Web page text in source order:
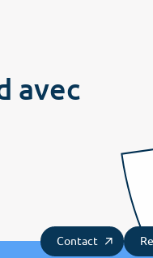
COS News
Contactez-nous
Prendre rendez-vous
Newsletter
avec
Contact